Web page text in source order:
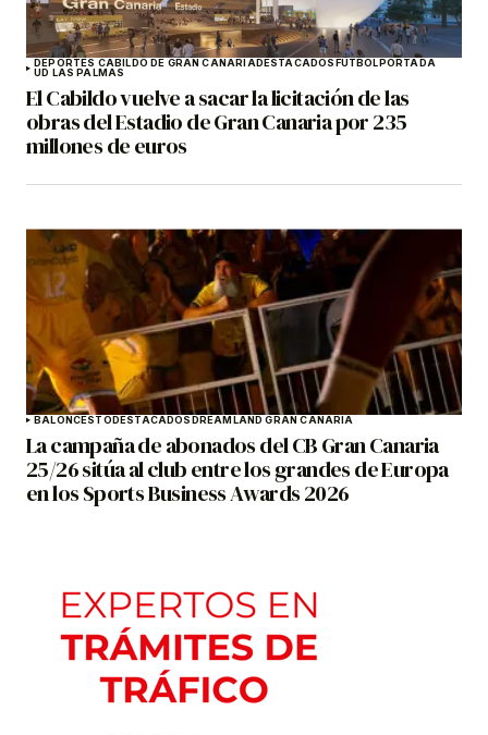
DEPORTES CABILDO DE GRAN CANARIADESTACADOS FÚTBOL PORTADA
UD LAS PALMAS
El Cabildo vuelve a sacar la licitación de las
obras del Estadio de Gran Canaria por 235
millones de euros
BALONCESTO DESTACADOS DREAMLAND GRAN CANARIA
La campaña de abonados del CB Gran Canaria
25/26 sitúa al club entre los grandes de Europa
en los Sports Business Awards 2026